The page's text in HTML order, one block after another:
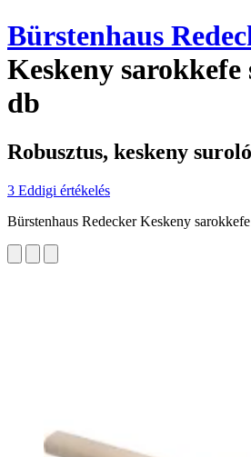
Bürstenhaus
Keskeny sarokkefe
db
Robusztus, keskeny
3 Eddigi értékelés
Bürstenhaus Redecker Keskeny